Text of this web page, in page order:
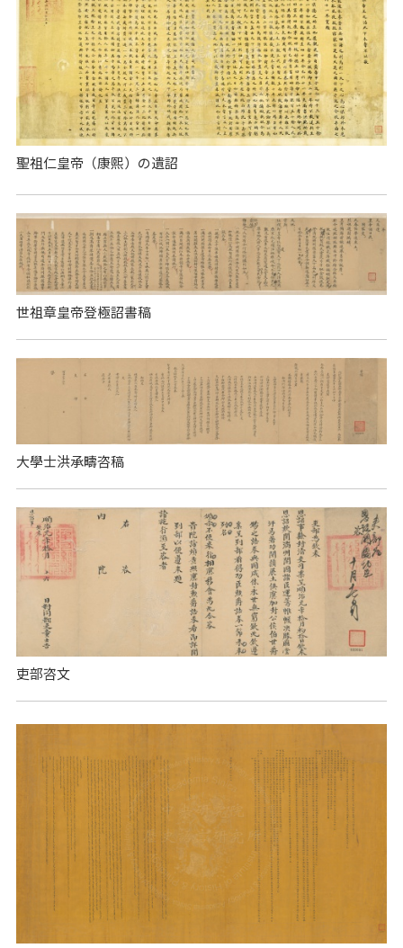
聖祖仁皇帝（康熙）の遺詔
世祖章皇帝登極詔書稿
大學士洪承疇咨稿
吏部咨文